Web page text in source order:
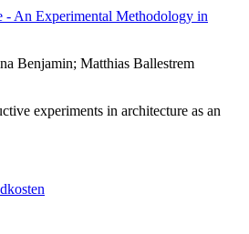
- An Experimental Methodology in
Benjamin; Matthias Ballestrem
experiments in architecture as an